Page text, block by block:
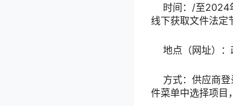
时间：/至2024
线下获取文件法定
地点（网址）：
方式：供应商登
件菜单中选择项目